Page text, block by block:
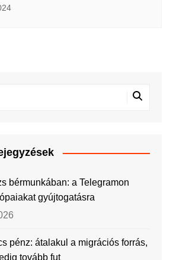
bérmunkában: a Telegramon
gyújtogatásra
pénz: átalakul a migrációs forrás,
tovább fut